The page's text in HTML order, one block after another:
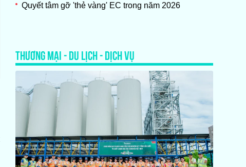
Quyết tâm gỡ 'thẻ vàng' EC trong năm 2026
THƯƠNG MẠI - DU LỊCH - DỊCH VỤ